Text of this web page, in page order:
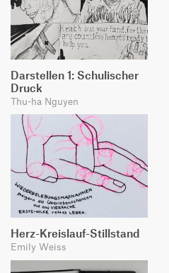
Darstellen 1: Schulischer
Druck
Thu-ha Nguyen
Herz-Kreislauf-Stillstand
Emily Weiss